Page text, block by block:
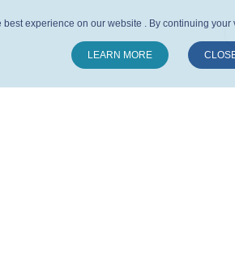
experience on our website . By continuing
LEARN MORE